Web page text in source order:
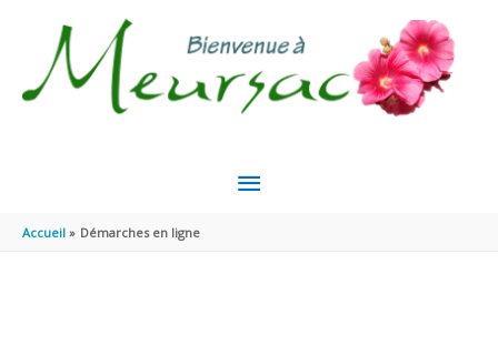
MENU
Accueil Démarches en ligne